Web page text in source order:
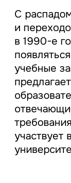
С
и
в 1990-е
учебные
участвует